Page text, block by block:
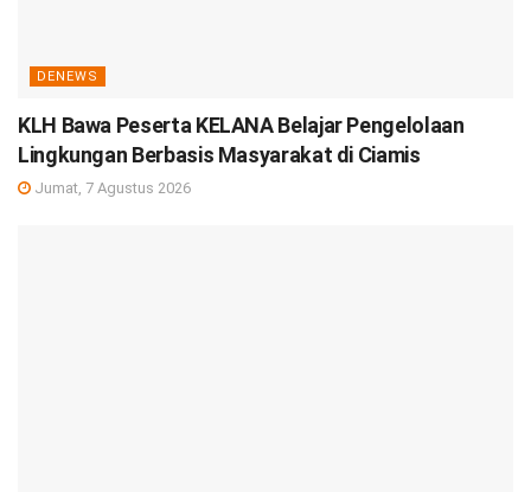
DENEWS
KLH Bawa Peserta KELANA Belajar Pengelolaan
Lingkungan Berbasis Masyarakat di Ciamis
Jumat, 7 Agustus 2026